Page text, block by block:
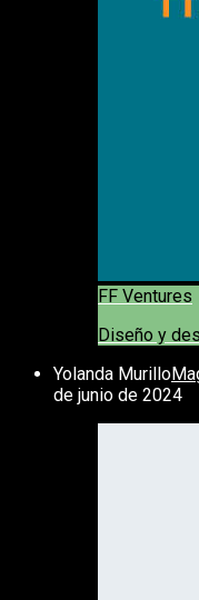
FF Ventures
Diseño y
Yolanda Murillo
de junio de 2024